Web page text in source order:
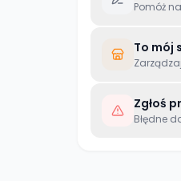
Pomóż
To mój
Zgłoś
Błędne